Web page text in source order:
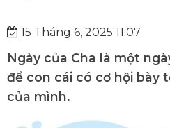
15 Tháng 6, 2025 11:07
Ngày của Cha là một
để con cái có cơ hội bày
của mình.